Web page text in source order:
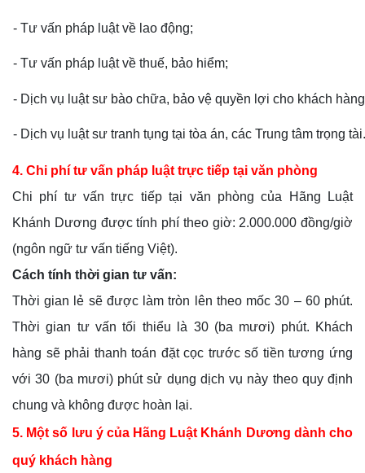
- Tư vấn pháp luật về lao động;
- Tư vấn pháp luật về thuế, bảo hiểm;
- Dịch vụ luật sư bào chữa, bảo vệ quyền lợi cho khách
- Dịch vụ luật sư tranh tụng tại tòa án, các Trung tâm trọng tài.
4. Chi phí tư vấn pháp luật trực tiếp tại văn phòng
Chi phí tư vấn trực tiếp tại văn phòng của Hãng Luật
Khánh Dương được tính phí theo giờ: 2.000.000 đồng/giờ
(ngôn ngữ tư vấn tiếng Việt).
Cách tính thời gian tư vấn:
Thời gian lẻ sẽ được làm tròn lên theo mốc 30 – 60 phút.
Thời gian tư vấn tối thiểu là 30 (ba mươi) phút. Khách
hàng sẽ phải thanh toán đặt cọc trước số tiền tương ứng
với 30 (ba mươi) phút sử dụng dịch vụ này theo quy định
chung và không được hoàn lại.
5. Một số lưu ý của Hãng Luật Khánh Dương dành cho
quý khách hàng